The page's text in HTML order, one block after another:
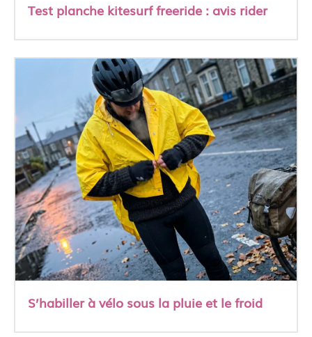
Test planche kitesurf freeride : avis rider
S’habiller à vélo sous la pluie et le froid